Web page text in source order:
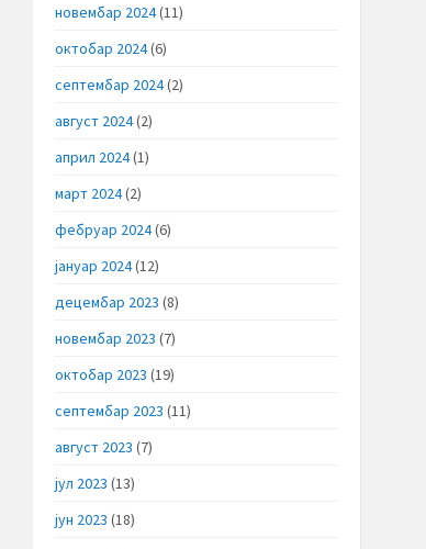
новембар 2024(11)
октобар 2024(6)
септембар 2024(2)
август 2024(2)
април 2024(1)
март 2024(2)
фебруар 2024(6)
јануар 2024(12)
децембар 2023 (8)
новембар 2023 (7)
октобар 2023 (19)
септембар 2023 (11)
август 2023 (7)
јул 2023 (13)
јун 2023 (18)